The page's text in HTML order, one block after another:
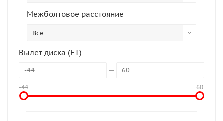
Межболтовое расстояние
Все
Вылет диска (ET)
-44 60